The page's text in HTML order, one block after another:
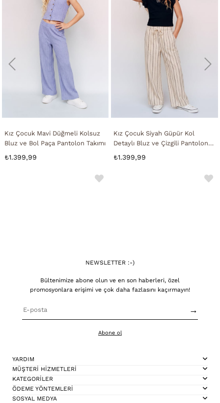
Kız Çocuk Mavi Düğmeli Kolsuz
Bluz ve Bol Paça Pantolon Takımı
₺1.399,99
Kız Çocuk Siyah Güpür Kol
Detaylı Bluz ve Çizgili Pantolon
₺1.399,99
NEWSLETTER :-)
Bültenimize abone olun ve en son haberleri, özel
promosyonlara erişimi ve çok daha fazlasını kaçırmayın!
→
Abone ol
YARDIM
MÜŞTERİ HİZMETLERİ
KATEGORİLER
ÖDEME YÖNTEMLERİ
SOSYAL MEDYA